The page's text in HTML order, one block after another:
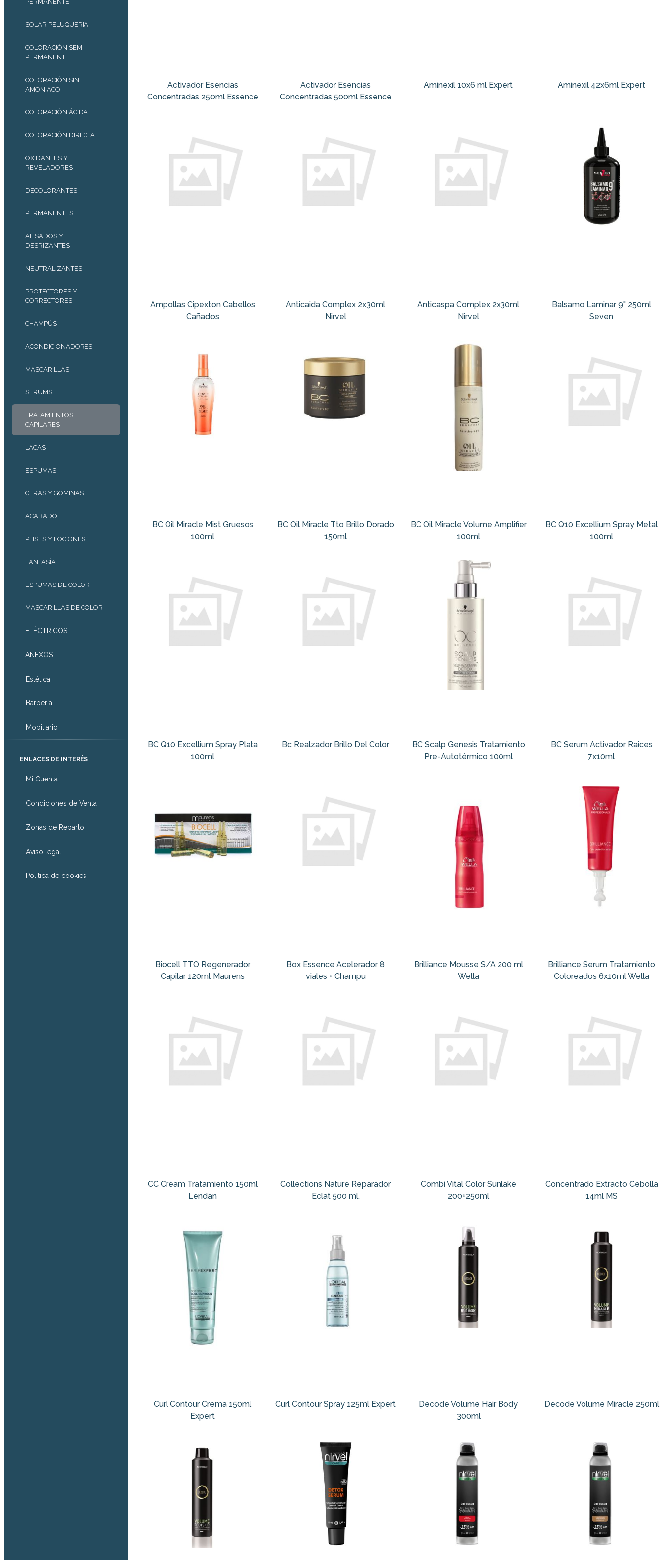
PERMANENTE
SOLAR PELUQUERIA
COLORACIÓN SEMI-
PERMANENTE
COLORACIÓN SIN
AMONIACO
COLORACIÓN ÁCIDA
COLORACIÓN DIRECTA
OXIDANTES Y
REVELADORES
DECOLORANTES
PERMANENTES
ALISADOS Y
DESRIZANTES
NEUTRALIZANTES
PROTECTORES Y
CORRECTORES
CHAMPÚS
ACONDICIONADORES
MASCARILLAS
SERUMS
TRATAMIENTOS
CAPILARES
LACAS
ESPUMAS
CERAS Y GOMINAS
ACABADO
PLISES Y LOCIONES
FANTASÍA
ESPUMAS DE COLOR
MASCARILLAS DE COLOR
ELÉCTRICOS
ANEXOS
Estética
Barbería
Mobiliario
ENLACES DE INTERÉS
Mi Cuenta
Condiciones de Venta
Zonas de Reparto
Aviso legal
Política de cookies
Activador Esencias
Concentradas 250ml Essence
Activador Esencias
Concentradas 500ml Essence
Aminexil 10x6 ml Expert Aminexil 42x6ml Expert
Ampollas Cipexton Cabellos
Cañados
Anticaida Complex 2x30ml
Nirvel
Anticaspa Complex 2x30ml
Nirvel
Balsamo Laminar 9" 250ml
Seven
BC Oil Miracle Mist Gruesos
100ml
BC Oil Miracle Tto Brillo Dorado
150ml
BC Oil Miracle Volume Amplifier
100ml
BC Q10 Excellium Spray Metal
100ml
BC Q10 Excellium Spray Plata
100ml
Bc Realzador Brillo Del Color
BC Scalp Genesis Tratamiento
Pre-Autotérmico 100ml
BC Serum Activador Raices
7x10ml
Biocell TTO Regenerador
Capilar 120ml Maurens
Box Essence Acelerador 8
viales + Champu
Brilliance Mousse S/A 200 ml
Wella
Brilliance Serum Tratamiento
Coloreados 6x10ml Wella
CC Cream Tratamiento 150ml
Lendan
Collections Nature Reparador
Eclat 500 ml.
Combi Vital Color Sunlake
200+250ml
Concentrado Extracto Cebolla
14ml MS
Curl Contour Crema 150ml
Expert
Curl Contour Spray 125ml Expert
Decode Volume Hair Body
300ml
Decode Volume Miracle 250ml